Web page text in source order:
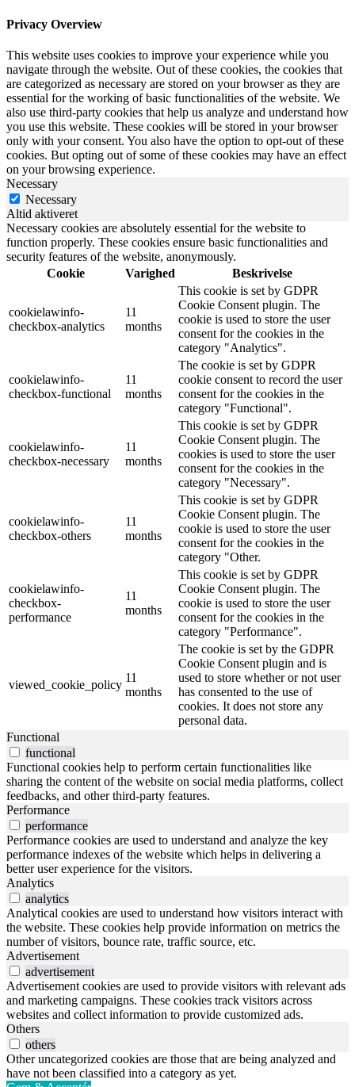
Privacy Overview
This website uses cookies to improve your experience while you
navigate through the website. Out of these cookies, the cookies that
are categorized as necessary are stored on your browser as they are
essential for the working of basic functionalities of the website. We
also use third-party cookies that help us analyze and understand how
you use this website. These cookies will be stored in your browser
only with your consent. You also have the option to opt-out of these
cookies. But opting out of some of these cookies may have an effect
on your browsing experience.
Necessary
Necessary
Altid aktiveret
Necessary cookies are absolutely essential for the website to
function properly. These cookies ensure basic functionalities and
security features of the website, anonymously.
Cookie
Varighed Beskrivelse
cookielawinfo-
checkbox-analytics
11
months
This cookie is set by GDPR
Cookie Consent plugin. The
cookie is used to store the user
consent for the cookies in the
category "Analytics".
cookielawinfo-
checkbox-functional
11
months
The cookie is set by GDPR
cookie consent to record the user
consent for the cookies in the
category "Functional".
cookielawinfo-
checkbox-necessary
11
months
This cookie is set by GDPR
Cookie Consent plugin. The
cookies is used to store the user
consent for the cookies in the
category "Necessary".
cookielawinfo-
checkbox-others
11
months
This cookie is set by GDPR
Cookie Consent plugin. The
cookie is used to store the user
consent for the cookies in the
category "Other.
cookielawinfo-
checkbox-
performance
11
months
This cookie is set by GDPR
Cookie Consent plugin. The
cookie is used to store the user
consent for the cookies in the
category "Performance".
viewed_cookie_policy
11
months
The cookie is set by the GDPR
Cookie Consent plugin and is
used to store whether or not user
has consented to the use of
cookies. It does not store any
personal data.
Functional
functional
Functional cookies help to perform certain functionalities like
sharing the content of the website on social media platforms, collect
feedbacks, and other third-party features.
Performance
performance
Performance cookies are used to understand and analyze the key
performance indexes of the website which helps in delivering a
better user experience for the visitors.
Analytics
analytics
Analytical cookies are used to understand how visitors interact with
the website. These cookies help provide information on metrics the
number of visitors, bounce rate, traffic source, etc.
Advertisement
advertisement
Advertisement cookies are used to provide visitors with relevant ads
and marketing campaigns. These cookies track visitors across
websites and collect information to provide customized ads.
Others
others
Other uncategorized cookies are those that are being analyzed and
have not been classified into a category as yet.